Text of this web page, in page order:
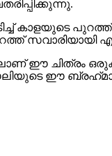
കാളയുടെ
സവാരിയായി
ഈ ചിത്രം
ഈ